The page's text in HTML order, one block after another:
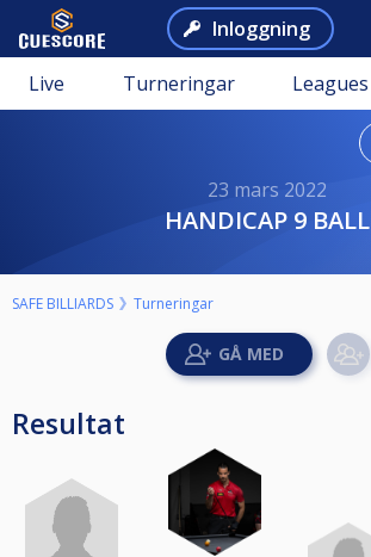
Inloggning
Live Turneringar Leagues
23 mars 2022
HANDICAP 9 BALL
SAFE BILLIARDS Turneringar
Resultat